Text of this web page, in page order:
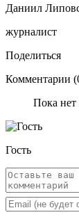
Даниил
журналист
Поделиться
Комментарии
Пока нет
Гость